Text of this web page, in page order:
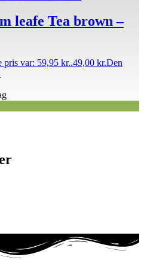
leafe Tea brown –
pris var: 59,95 kr..49,00 kr.Den